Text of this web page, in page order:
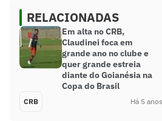
RELACIONADAS
Em alta no CRB,
Claudinei foca em
grande ano no clube e
quer grande estreia
diante do Goianésia na
Copa do Brasil
CRB Há 5 anos